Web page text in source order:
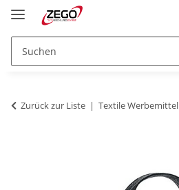
Zurück zur Liste Textile Werbemittel